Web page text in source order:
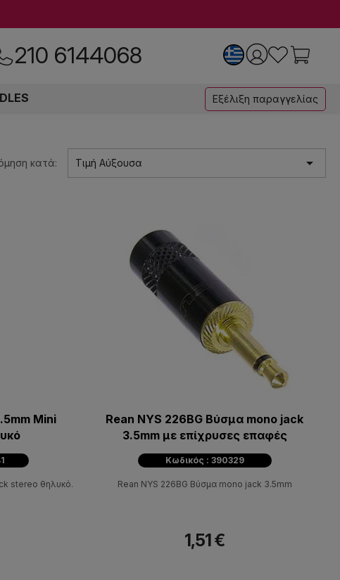
210 6144068
Εξέλιξη παραγγελίας
κατά: Τιμή Αύξουσα 
Mini
stereo θηλυκό.
Rean NYS 226BG Βύσμα mono jack
3.5mm με επίχρυσες επαφές
Κωδικός : 390329
Rean NYS 226BG Βύσμα mono jack 3.5mm
1,51 €